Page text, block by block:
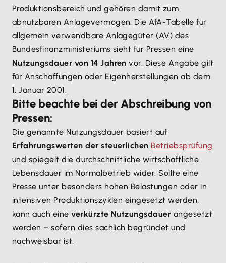
Produktionsbereich und gehören damit zum
abnutzbaren Anlagevermögen. Die AfA-Tabelle für
allgemein verwendbare Anlagegüter (AV) des
Bundesfinanzministeriums sieht für Pressen eine
Nutzungsdauer von 14 Jahren vor. Diese Angabe gilt
für Anschaffungen oder Eigenherstellungen ab dem
1. Januar 2001.
Bitte beachte bei der Abschreibung von
Pressen:
Die genannte Nutzungsdauer basiert auf
Erfahrungswerten der steuerlichen Betriebsprüfung
und spiegelt die durchschnittliche wirtschaftliche
Lebensdauer im Normalbetrieb wider. Sollte eine
Presse unter besonders hohen Belastungen oder in
intensiven Produktionszyklen eingesetzt werden,
kann auch eineverkürzte Nutzungsdauer angesetzt
werden – sofern dies sachlich begründet und
nachweisbar ist.